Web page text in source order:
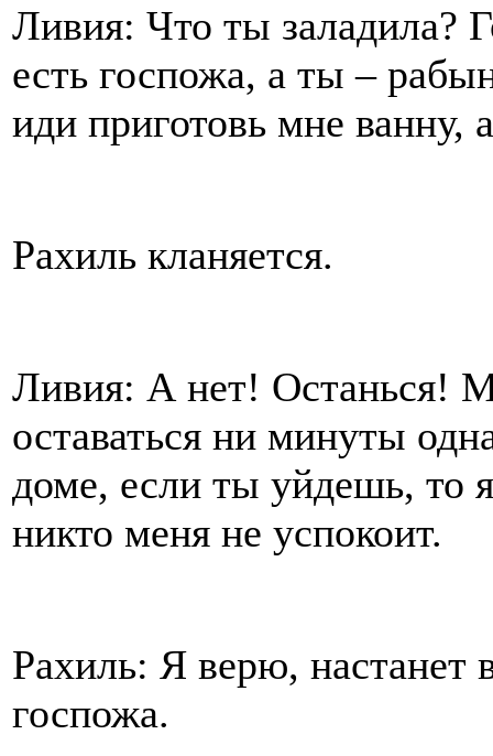
Ливия: Что ты заладила?
есть госпожа, а ты –
иди приготовь мне ванну,
Рахиль кланяется.
Ливия: А нет! Останься!
оставаться ни минуты
доме, если ты уйдешь, то
никто меня не успокоит.
Рахиль: Я верю, настанет
госпожа.